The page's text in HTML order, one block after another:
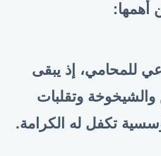
أهمها:
للمحامي، إذ يبقى
وتقلبات
تكفل له الكرامة.